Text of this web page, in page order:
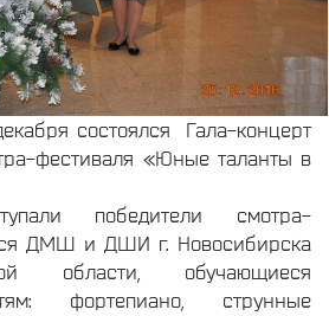
состоялся
Гала-концерт
фестиваля «Юные таланты в
победители смотра-
ДМШ и ДШИ г. Новосибирска
области, обучающиеся
фортепиано, струнные